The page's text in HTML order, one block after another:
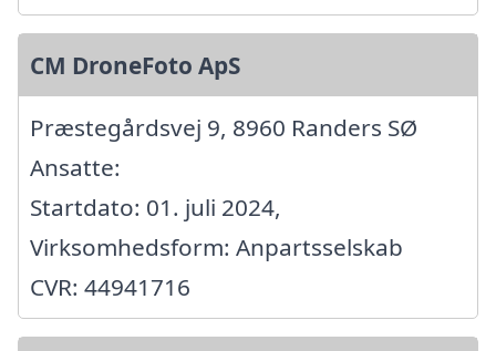
CM DroneFoto ApS
Præstegårdsvej 9, 8960 Randers SØ
Ansatte:
Startdato: 01. juli 2024,
Virksomhedsform: Anpartsselskab
CVR: 44941716